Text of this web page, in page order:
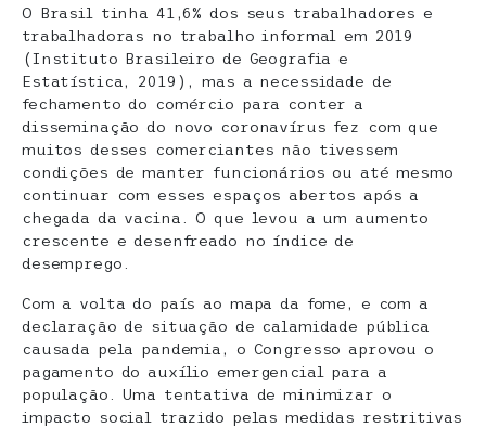
O Brasil tinha 41,6% dos seus trabalhadores e
trabalhadoras no trabalho informal em 2019
(Instituto Brasileiro de Geografia e
Estatística, 2019), mas a necessidade de
fechamento do comércio para conter a
disseminação do novo coronavírus fez com que
muitos desses comerciantes não tivessem
condições de manter funcionários ou até mesmo
continuar com esses espaços abertos após a
chegada da vacina. O que levou a um aumento
crescente e desenfreado no índice de
desemprego.
Com a volta do país ao mapa da fome, e com a
declaração de situação de calamidade pública
causada pela pandemia, o Congresso aprovou o
pagamento do auxílio emergencial para a
população. Uma tentativa de minimizar o
impacto social trazido pelas medidas restritivas